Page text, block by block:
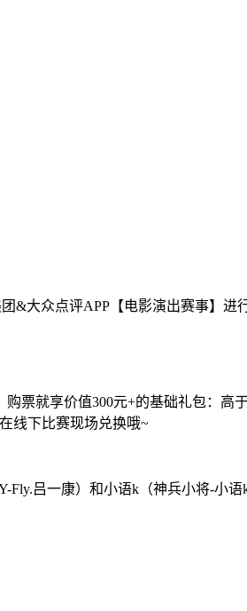
&大众点评APP【电影演出赛事】
票就享价值300元+的基础礼包：
线下比赛现场兑换哦~
吕一康）和小语k（神兵小将-小